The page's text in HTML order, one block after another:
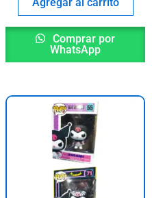
Comprar por
WhatsApp